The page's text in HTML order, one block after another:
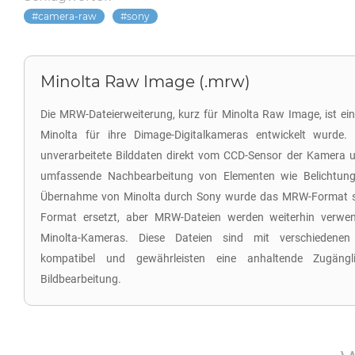
camera-raw sony
Minolta Raw Image (.mrw)
Die MRW-Dateierweiterung, kurz für Minolta Raw Image, ist
Minolta für ihre Dimage-Digitalkameras entwickelt wurde.
unverarbeitete Bilddaten direkt vom CCD-Sensor der Kamera
umfassende Nachbearbeitung von Elementen wie
Übernahme von Minolta durch Sony wurde das MRW-Format
Format ersetzt, aber MRW-Dateien werden weiterhin
Minolta-Kameras. Diese Dateien sind mit verschiedenen
kompatibel und gewährleisten eine anhaltende
Bildbearbeitung.